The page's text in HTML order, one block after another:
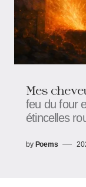
Mes
feu du four
étincelles
by Poems